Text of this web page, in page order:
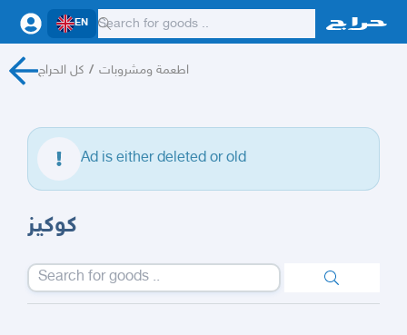
EN
كل الحراج / اطعمة ومشروبات
Ad is either deleted or old
كوكيز